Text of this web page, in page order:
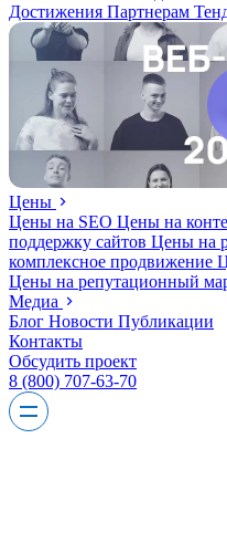
Достижения Партнерам
Цены
Цены на SEO Цены на
поддержку сайтов Цены на
комплексное продвижение
Цены на репутационный
Медиа
Блог Новости Публикации
Контакты
Обсудить проект
8 (800) 707-63-70